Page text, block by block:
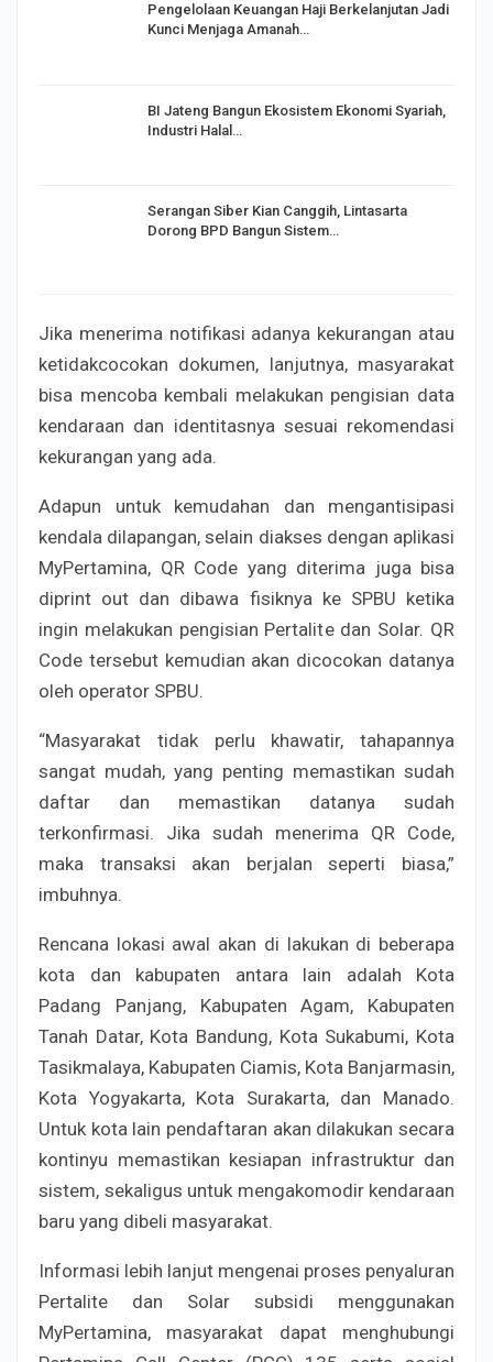
Pengelolaan Keuangan Haji Berkelanjutan Jadi
Kunci Menjaga Amanah…
BI Jateng Bangun Ekosistem Ekonomi Syariah,
Industri Halal…
Serangan Siber Kian Canggih, Lintasarta
Dorong BPD Bangun Sistem…
Jika menerima notifikasi adanya kekurangan atau
ketidakcocokan dokumen, lanjutnya, masyarakat
bisa mencoba kembali melakukan pengisian data
kendaraan dan identitasnya sesuai rekomendasi
kekurangan yang ada.
Adapun untuk kemudahan dan mengantisipasi
kendala dilapangan, selain diakses dengan aplikasi
MyPertamina, QR Code yang diterima juga bisa
diprint out dan dibawa fisiknya ke SPBU ketika
ingin melakukan pengisian Pertalite dan Solar. QR
Code tersebut kemudian akan dicocokan datanya
oleh operator SPBU.
“Masyarakat tidak perlu khawatir, tahapannya
sangat mudah, yang penting memastikan sudah
daftar dan memastikan datanya sudah
terkonfirmasi. Jika sudah menerima QR Code,
maka transaksi akan berjalan seperti biasa,”
imbuhnya.
Rencana lokasi awal akan di lakukan di beberapa
kota dan kabupaten antara lain adalah Kota
Padang Panjang, Kabupaten Agam, Kabupaten
Tanah Datar, Kota Bandung, Kota Sukabumi, Kota
Tasikmalaya, Kabupaten Ciamis, Kota Banjarmasin,
Kota Yogyakarta, Kota Surakarta, dan Manado.
Untuk kota lain pendaftaran akan dilakukan secara
kontinyu memastikan kesiapan infrastruktur dan
sistem, sekaligus untuk mengakomodir kendaraan
baru yang dibeli masyarakat.
Informasi lebih lanjut mengenai proses penyaluran
Pertalite dan Solar subsidi menggunakan
MyPertamina, masyarakat dapat menghubungi